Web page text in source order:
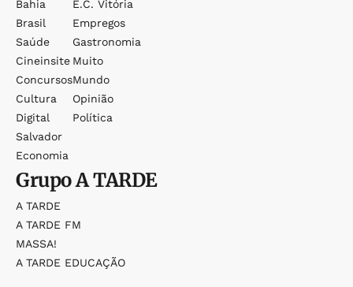
Bahia
Brasil
Saúde
Cineinsite
Concursos
Cultura
Digital
Salvador
Economia
E.c. Vitória
Empregos
Gastronomia
Muito
Mundo
Opinião
Política
GrupoA TARDE
A TARDE
A TARDE FM
MASSA!
A TARDE EDUCAÇÃO